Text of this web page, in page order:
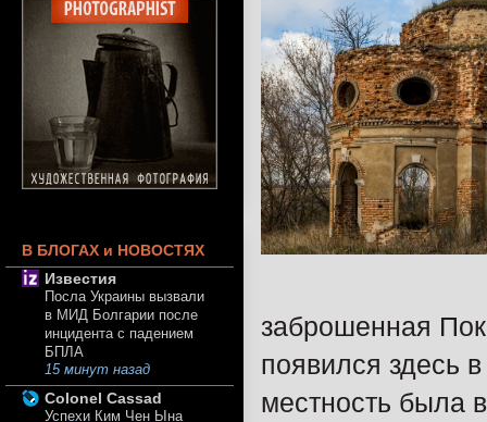
заброшенная
появился здесь
местность была
В БЛОГАХ и НОВОСТЯХ
Известия
Посла Украины вызвали
в МИД Болгарии после
инцидента с падением
БПЛА
15 минут назад
Colonel Cassad
Успехи Ким Чен Ына